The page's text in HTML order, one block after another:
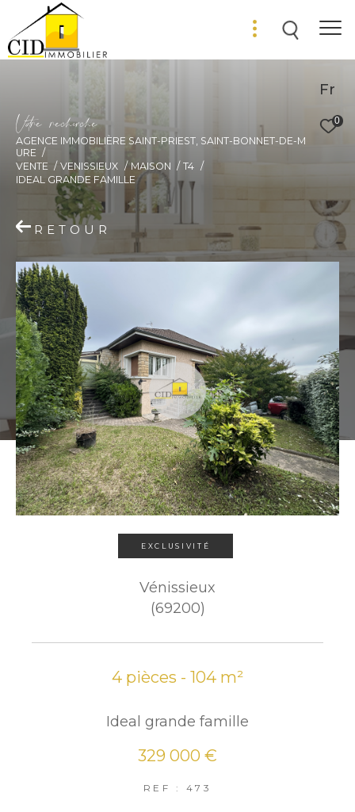
Fr
0
Vore recece
AGENCE IMMOBILIÈRE SAINT-PRIEST, SAINT-BONNET-DE-M
URE
VENTE
VENISSIEUX MAISON
T4
IDEAL GRANDE FAMILLE
RETOUR
EXCLUSIVITÉ
Vénissieux
(69200)
4 pièces - 104 m²
Ideal grande famille
329 000 €
REF : 473